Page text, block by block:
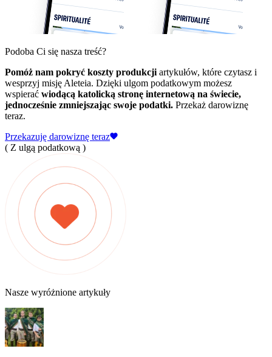
Podoba Ci się nasza treść?
Pomóż nam pokryć koszty produkcjiartykułów, które czytasz i
wesprzyj misję Aleteia. Dzięki ulgom podatkowym możesz
wspierać wiodącą katolicką stronę internetową na świecie,
jednocześnie zmniejszając swoje podatki. Przekaż darowiznę
teraz.
Przekazuję darowiznę teraz
( Z ulgą podatkową )
Nasze wyróżnione artykuły